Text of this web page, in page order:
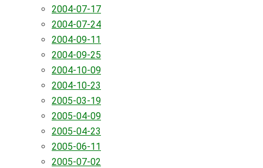
2004-07-17
2004-07-24
2004-09-11
2004-09-25
2004-10-09
2004-10-23
2005-03-19
2005-04-09
2005-04-23
2005-06-11
2005-07-02